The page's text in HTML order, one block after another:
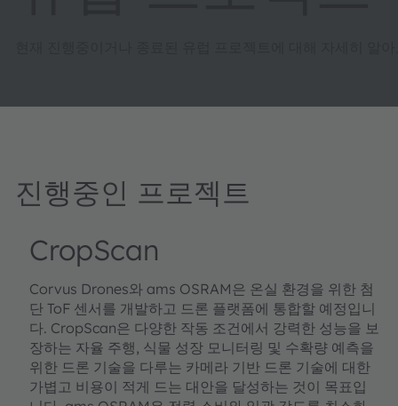
진행중인 프로젝트
CropScan
Corvus Drones와 ams OSRAM은 온실 환경을 위한 첨
단 ToF 센서를 개발하고 드론 플랫폼에 통합할 예정입니
다. CropScan은 다양한 작동 조건에서 강력한 성능을 보
장하는 자율 주행, 식물 성장 모니터링 및 수확량 예측을
위한 드론 기술을 다루는 카메라 기반 드론 기술에 대한
가볍고 비용이 적게 드는 대안을 달성하는 것이 목표입